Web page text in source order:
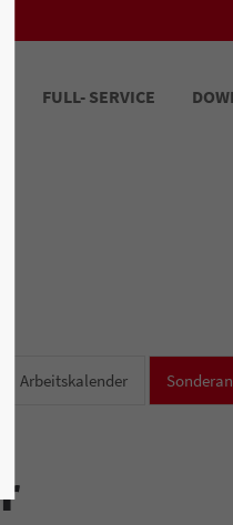
FULL- SERVICE
Arbeitskalender